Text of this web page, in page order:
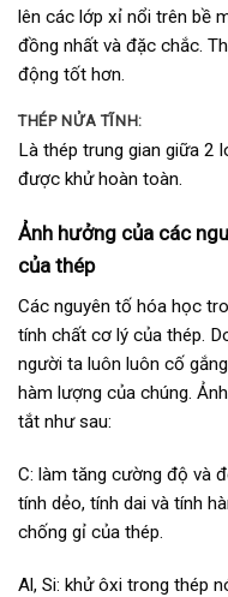
lên các lớp xỉ nổi trên bề
đồng nhất và đặc chắc.
động tốt hơn.
THÉP NỬA TĨNH:
Là thép trung gian giữa 2
được khử hoàn toàn.
Ảnh hưởng của các
của thép
Các nguyên tố hóa học
tính chất cơ lý của thép.
người ta luôn luôn cố
hàm lượng của chúng.
tắt như sau:
C: làm tăng cường độ và
tính dẻo, tính dai và tính
chống gỉ của thép.
Al, Si: khử ôxi trong thép